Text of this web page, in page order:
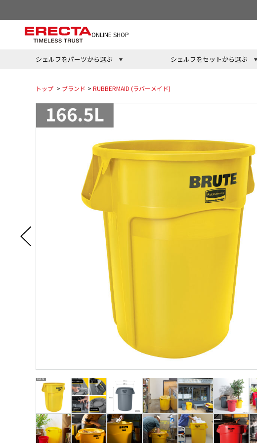
ONLINE SHOP
シェルフをパーツから選ぶ シェルフをセットから選ぶ
トップ > ブランド > RUBBERMAID (ラバーメイド)